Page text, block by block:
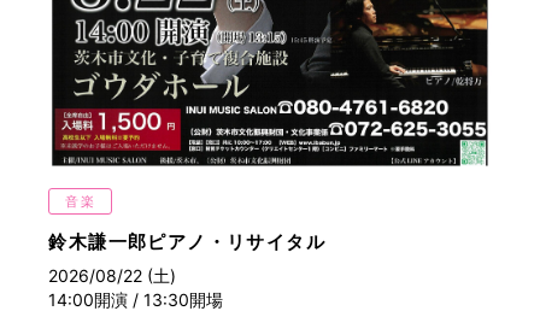
音楽
鈴木謙一郎ピアノ・リサイタル
2026/08/22 (土)
14:00開演 / 13:30開場